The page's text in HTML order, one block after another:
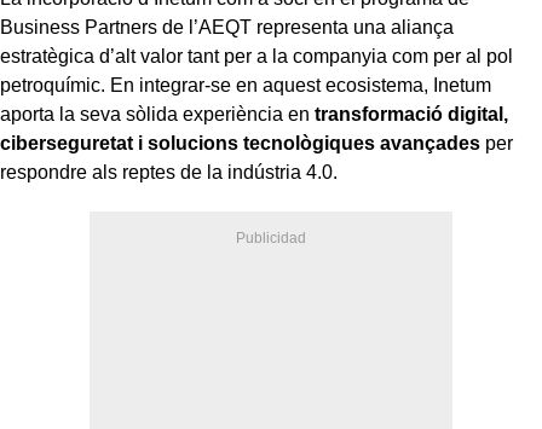
Business Partners de l’AEQT representa una aliança
estratègica d’alt valor tant per a la companyia com per al pol
petroquímic. En integrar-se en aquest ecosistema, Inetum
aporta la seva sòlida experiència en transformació digital,
ciberseguretat i solucions tecnològiques avançades per
respondre als reptes de la indústria 4.0.